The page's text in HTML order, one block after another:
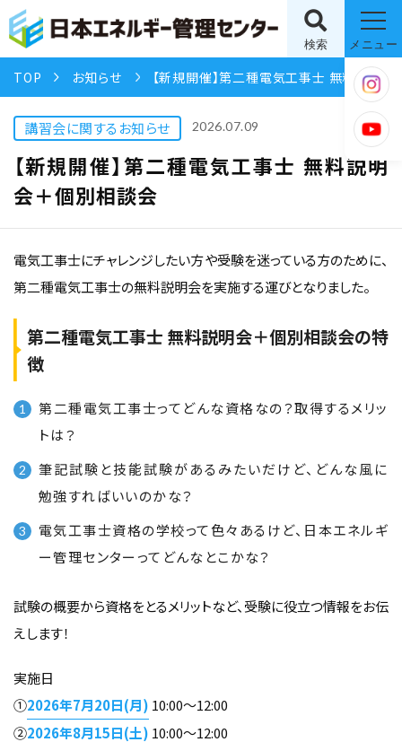
検索 メニュー
TOP お知らせ 【新規開催】第二種電気工事士 無料説明会＋個別相談会
講習会に関するお知らせ 2026.07.09
【新規開催】第二種電気工事士 無料説明
会＋個別相談会
電気工事士にチャレンジしたい方や受験を迷っている方のために、
第二種電気工事士の無料説明会を実施する運びとなりました。
第二種電気工事士 無料説明会＋個別相談会の特
徴
第二種電気工事士ってどんな資格なの？取得するメリッ
トは？
筆記試験と技能試験があるみたいだけど、どんな風に
勉強すればいいのかな？
電気工事士資格の学校って色々あるけど、日本エネルギ
ー管理センターってどんなとこかな？
試験の概要から資格をとるメリットなど、受験に役立つ情報をお伝
えします！
実施日
①2026年7月20日(月) 10:00～12:00
②2026年8月15日(土) 10:00～12:00